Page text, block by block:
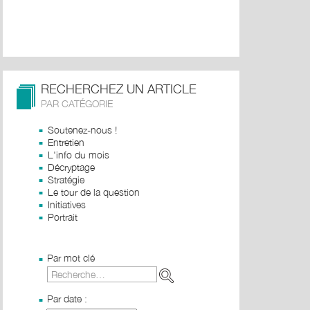
RECHERCHEZ UN ARTICLE
PAR CATÉGORIE
Soutenez-nous !
Entretien
L'info du mois
Décryptage
Stratégie
Le tour de la question
Initiatives
Portrait
Par mot clé
Par date :